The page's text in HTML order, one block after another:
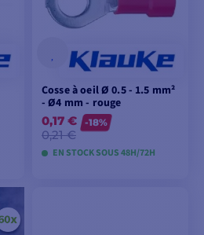
Cosse à oeil Ø 0.5 - 1.5 mm²
- Ø4 mm - rouge
0,17 €
0,21 €
-18%
EN STOCK SOUS 48H/72H